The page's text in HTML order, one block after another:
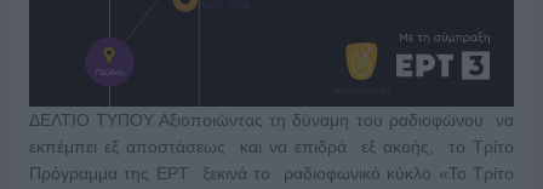
ΔΕΛΤΙΟ ΤΥΠΟΥ Αξιοποιώντας τη δύναμη του ραδιοφώνου να
εκπέμπει εξ αποστάσεως και να επιδρά εξ ακοής, το Τρίτο
Πρόγραμμα της ΕΡΤ ξεκινά το ραδιοφωνικό κύκλο «Το Τρίτο